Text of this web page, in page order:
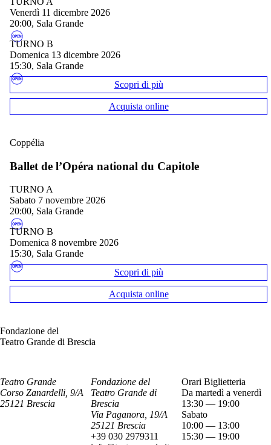
venerdì 11 dicembre 2026
20:00, Sala Grande
TURNO B
domenica 13 dicembre 2026
15:30, Sala Grande
Scopri di più
Acquista online
Coppélia
Ballet de l’Opéra national du Capitole
TURNO A
sabato 7 novembre 2026
20:00, Sala Grande
TURNO B
domenica 8 novembre 2026
15:30, Sala Grande
Scopri di più
Acquista online
Fondazione del
Teatro Grande di Brescia
Teatro Grande
Corso Zanardelli, 9/A
25121 Brescia
Fondazione del
Teatro Grande di
Brescia
Via Paganora, 19/A
25121 Brescia
+39 030 2979311
Orari Biglietteria
Da martedì a venerdì
13:30 — 19:00
Sabato
10:00 — 13:00
15:30 — 19:00